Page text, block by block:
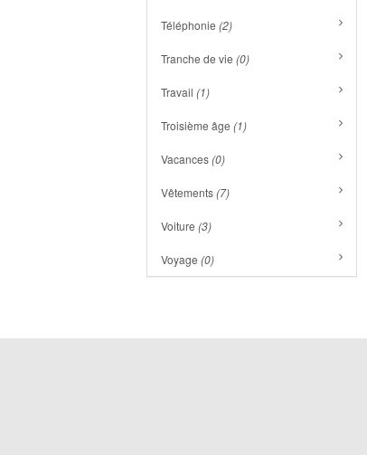
Téléphonie (2)
Tranche de vie (0)
Travail (1)
Troisième âge (1)
Vacances(0)
Vêtements(7)
Voiture (3)
Voyage (0)